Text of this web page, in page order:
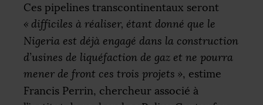
Ces pipelines transcontinentaux seront
« difficiles à réaliser, étant donné que le
Nigeria est déjà engagé dans la construction
d’usines de liquéfaction de gaz et ne pourra
mener de front ces trois projets », estime
Francis Perrin, chercheur associé à